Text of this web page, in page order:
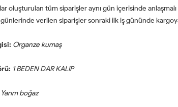
oluşturulan tüm siparişler aynı gün içerisinde
günlerinde verilen siparişler sonraki ilk iş gününde
Organze kumaş
1BEDEN DAR KALIP
Yarım boğaz